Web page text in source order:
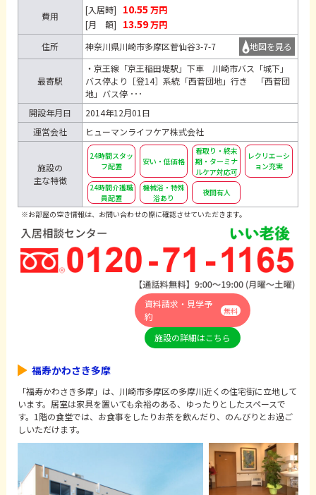
費用
[入居時] 10.55万円
[月 額]
13.59万円
住所
神奈川県川崎市多摩区菅仙谷3-7-7 地図を見る
最寄駅
・京王線「京王稲田堤駅」下車 川崎市バス「城下」
バス停より［登14］系統「西菅団地」行き 「西菅団
地」バス停 ･･･
開設年月日
2014年12月01日
運営会社
ヒューマンライフケア株式会社
施設の
主な特徴
24時間スタッ
フ配置
安い・低価格
看取り・終末
期・ターミナ
ルケア対応可
レクリエーシ
ョン充実
24時間介護職
員配置
機械浴・特殊
浴あり
夜間有人
※お部屋の空き情報は、お問い合わせの際に確認させていただきます。
資料請求・見学予
約
無料
施設の詳細はこちら
福寿かわさき多摩
「福寿かわさき多摩」は、川崎市多摩区の多摩川近くの住宅街に立地して
います。居室は家具を置いても余裕のある、ゆったりとしたスペースで
す。1階の食堂では、お食事をしたりお茶を飲んだり、のんびりとお過ご
しいただけます。